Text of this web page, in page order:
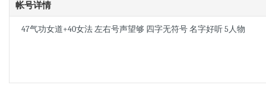
帐号详情
47气功女道+40女法 左右号声望够 四字无符号 名字好听 5人物